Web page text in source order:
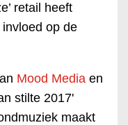
retail heeft
op de
Mood Media en
stilte 2017'
maakt